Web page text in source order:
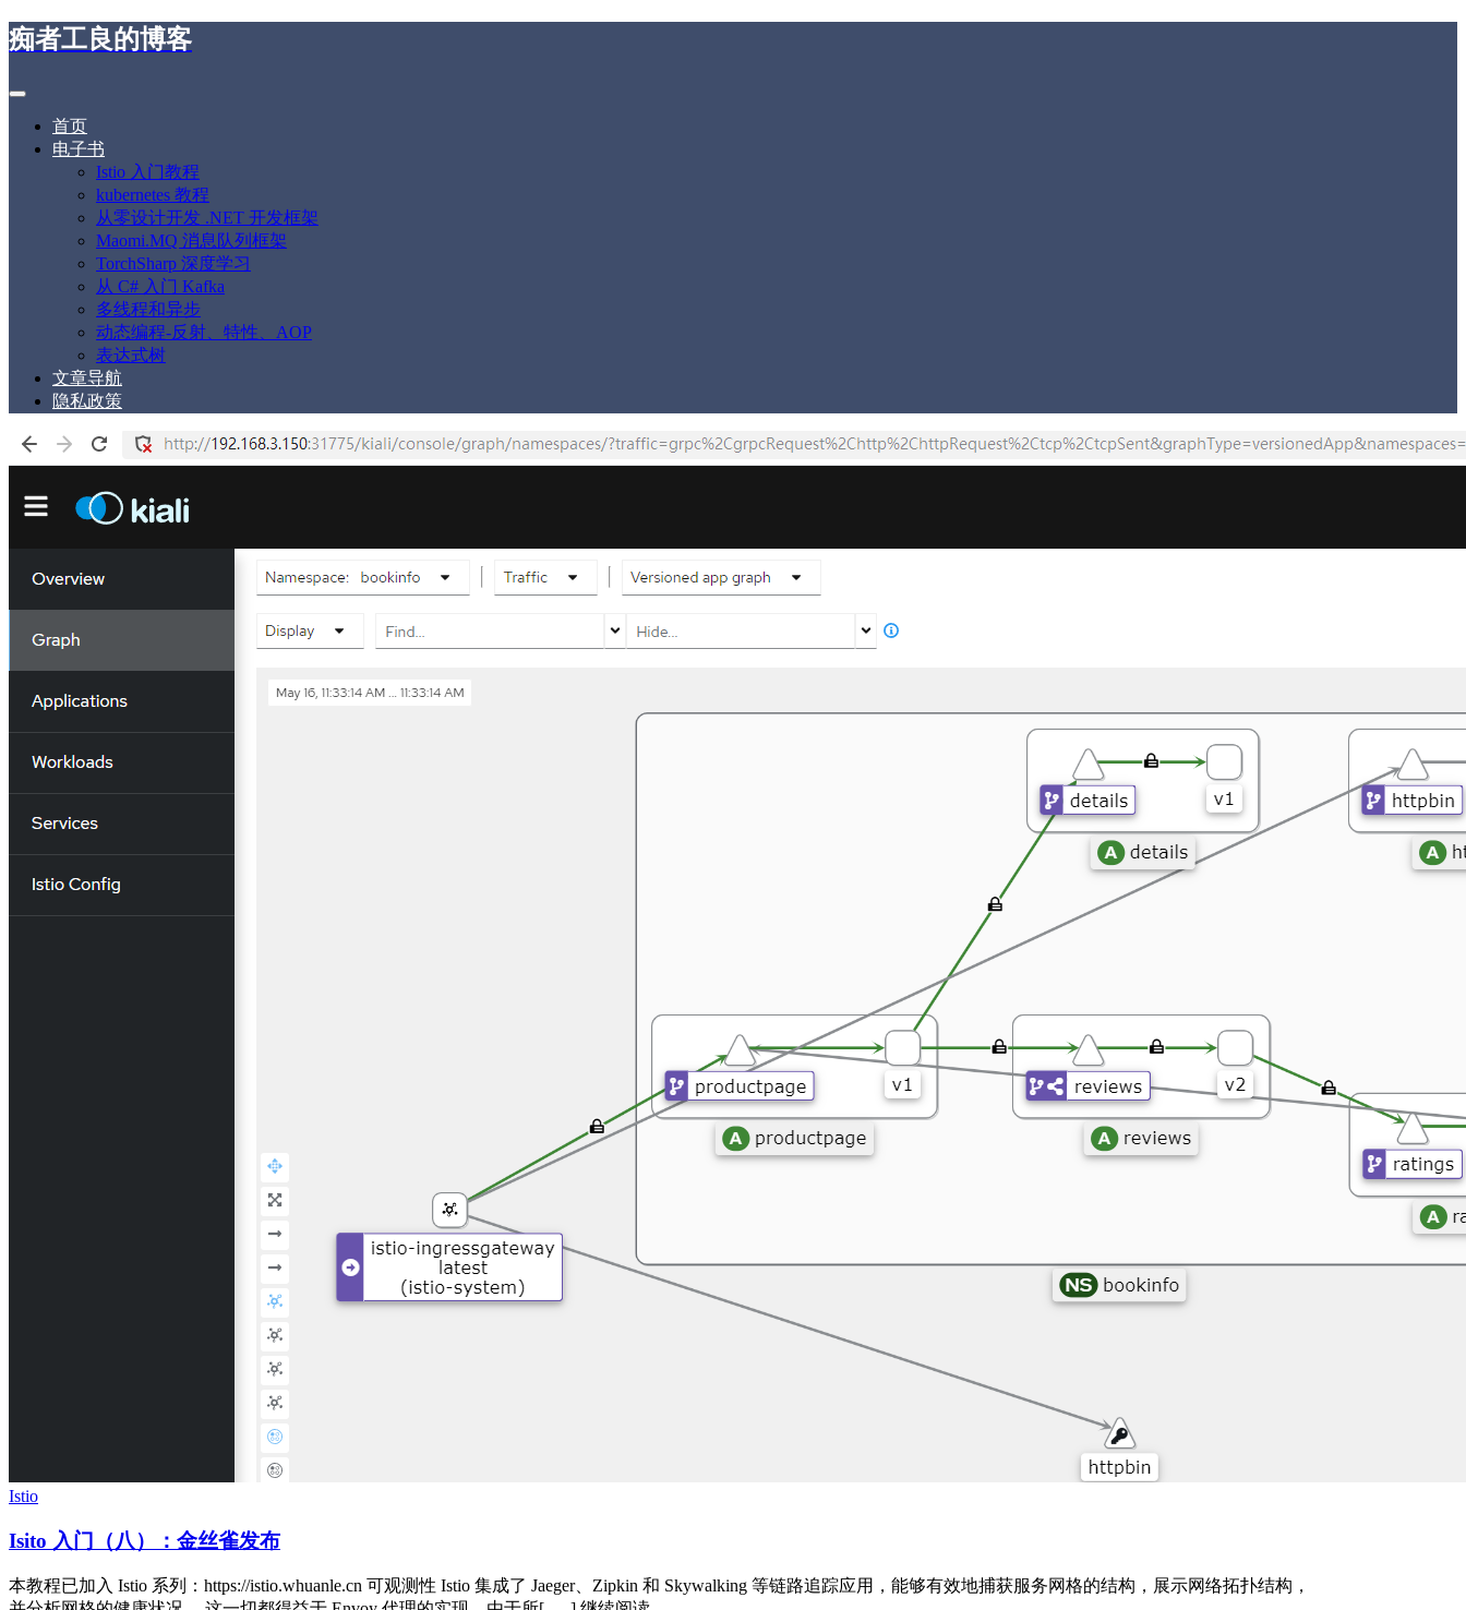
痴者工良的博客
首页
电子书
Istio 入门教程
kubernetes 教程
从零设计开发 .NET 开发框架
Maomi.MQ 消息队列框架
TorchSharp 深度学习
从 C# 入门 Kafka
多线程和异步
动态编程-反射、特性、AOP
表达式树
文章导航
隐私政策
Istio
Isito 入门（八）：金丝雀发布
本教程已加入 Istio 系列：https://istio.whuanle.cn 可观测性 Istio 集成了 Jaeger、Zipkin 和 Skywalking 等链路追踪应用，能够有效地捕获服务网格的结构，展示网络拓扑结构，